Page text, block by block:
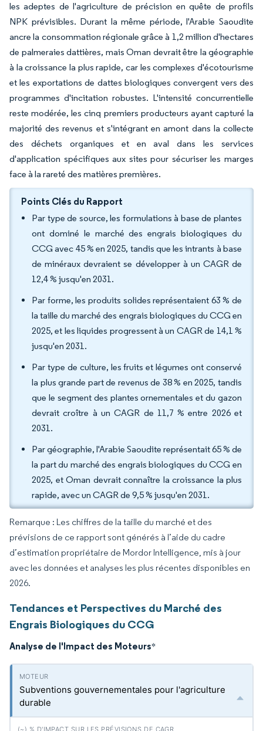
les adeptes de l'agriculture de précision en quête de profils
NPK prévisibles. Durant la même période, l'Arabie Saoudite
ancre la consommation régionale grâce à 1,2 million d'hectares
de palmeraies dattières, mais Oman devrait être la géographie
à la croissance la plus rapide, car les complexes d'écotourisme
et les exportations de dattes biologiques convergent vers des
programmes d'incitation robustes. L'intensité concurrentielle
reste modérée, les cinq premiers producteurs ayant capturé la
majorité des revenus et s'intégrant en amont dans la collecte
des déchets organiques et en aval dans les services
d'application spécifiques aux sites pour sécuriser les marges
face à la rareté des matières premières.
Points Clés du Rapport
Par type de source, les formulations à base de plantes
ont dominé le marché des engrais biologiques du
CCG avec 45 % en 2025, tandis que les intrants à base
de minéraux devraient se développer à un CAGR de
12,4 % jusqu'en 2031.
Par forme, les produits solides représentaient 63 % de
la taille du marché des engrais biologiques du CCG en
2025, et les liquides progressent à un CAGR de 14,1 %
jusqu'en 2031.
Par type de culture, les fruits et légumes ont conservé
la plus grande part de revenus de 38 % en 2025, tandis
que le segment des plantes ornementales et du gazon
devrait croître à un CAGR de 11,7 % entre 2026 et
2031.
Par géographie, l'Arabie Saoudite représentait 65 % de
la part du marché des engrais biologiques du CCG en
2025, et Oman devrait connaître la croissance la plus
rapide, avec un CAGR de 9,5 % jusqu'en 2031.
Remarque : Les chiffres de la taille du marché et des
prévisions de ce rapport sont générés à l’aide du cadre
d’estimation propriétaire de Mordor Intelligence, mis à jour
avec les données et analyses les plus récentes disponibles en
2026.
Tendances et Perspectives du Marché des
Engrais Biologiques du CCG
Analyse de l'Impact des Moteurs*
Subventions gouvernementales pour l'agriculture
durable